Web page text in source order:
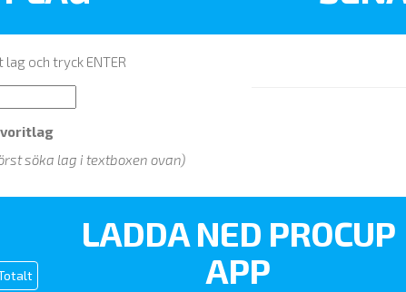
och tryck ENTER
söka lag i textboxen ovan)
LADDA NED PROCUP
APP